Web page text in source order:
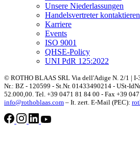
Unsere Niederlassungen
Handelsvertreter kontaktieren
Karriere
Events
ISO 9001
QHSE-Policy
UNI PdR 125:2022
© ROTHO BLAAS SRL Via dell'Adige N. 2/1 |
Nr.: BZ - 120599 - St.Nr. 01433490214 - USt-
52.000,00. Tel. +39 0471 81 84 00 - Fax +39
info@rothoblaas.com – It. zert. E-Mail (PEC):